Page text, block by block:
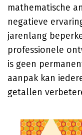
mathematische
negatieve
jarenlang
professionele
is geen
aanpak kan
getallen